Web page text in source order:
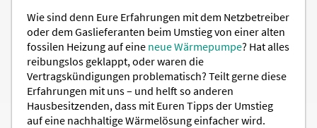
Wie sind denn Eure Erfahrungen mit dem Netzbetreiber
oder dem Gaslieferanten beim Umstieg von einer alten
fossilen Heizung auf eine neue Wärmepumpe? Hat alles
reibungslos geklappt, oder waren die
Vertragskündigungen problematisch? Teilt gerne diese
Erfahrungen mit uns – und helft so anderen
Hausbesitzenden, dass mit Euren Tipps der Umstieg
auf eine nachhaltige Wärmelösung einfacher wird.